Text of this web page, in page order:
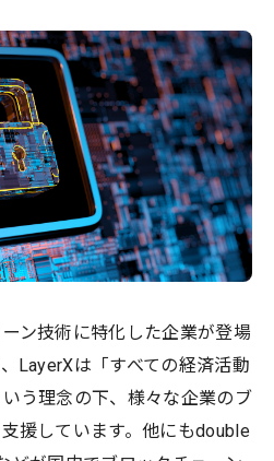
ン技術に特化した企業が登場
LayerXは「すべての経済活動
う理念の下、様々な企業のブ
援しています。他にもdouble